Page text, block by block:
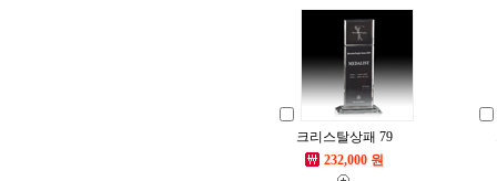
크리스탈상패 79
232,000 원